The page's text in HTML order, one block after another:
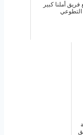
فريق أملنا كبير
التطوعي